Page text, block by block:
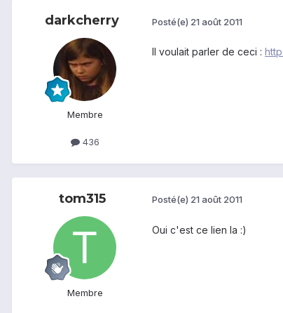
darkcherry
Membre
436
Posté(e) 21 août 2011
Il voulait parler de ceci :
tom315
Membre
Posté(e) 21 août 2011
Oui c'est ce lien la :)